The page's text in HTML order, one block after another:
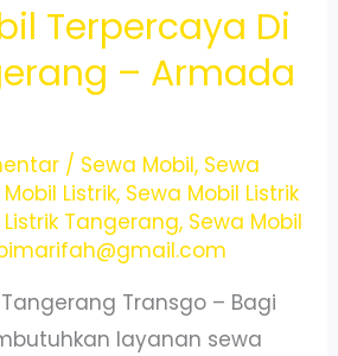
Terpercaya Di
– Armada
/ Sewa Mobil, Sewa
Listrik, Sewa Mobil Listrik
Tangerang, Sewa Mobil
Tangerang Transgo – Bagi
layanan sewa